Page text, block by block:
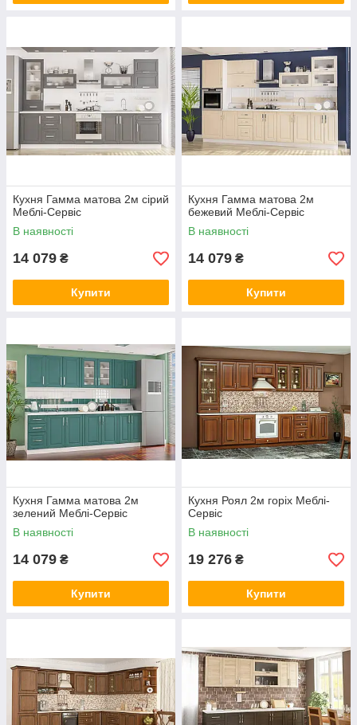
Кухня Гамма матова 2м сірий
Меблі-Сервіс
В наявності
14 079 ₴
Купити
Кухня Гамма матова 2м
бежевий Меблі-Сервіс
В наявності
14 079 ₴
Купити
Кухня Гамма матова 2м
зелений Меблі-Сервіс
В наявності
14 079 ₴
Купити
Кухня Роял 2м горіх Меблі-
Сервіс
В наявності
19 276 ₴
Купити